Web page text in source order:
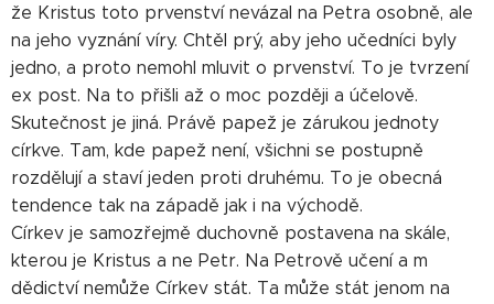
že Kristus toto prvenství nevázal na Petra osobně, ale
na jeho vyznání víry. Chtěl prý, aby jeho učedníci byly
jedno, a proto nemohl mluvit o prvenství. To je tvrzení
ex post. Na to přišli až o moc později a účelově.
Skutečnost je jiná. Právě papež je zárukou jednoty
církve. Tam, kde papež není, všichni se postupně
rozdělují a staví jeden proti druhému. To je obecná
tendence tak na západě jak i na východě.
Církev je samozřejmě duchovně postavena na skále,
kterou je Kristus a ne Petr. Na Petrově učení a m
dědictví nemůže Církev stát. Ta může stát jenom na